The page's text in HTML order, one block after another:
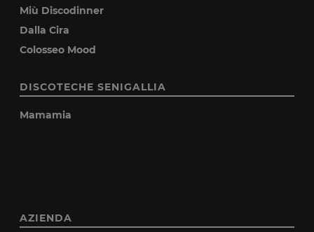
Miù Discodinner
Dalla Cira
Colosseo Mood
DISCOTECHE SENIGALLIA
Mamamia
AZIENDA